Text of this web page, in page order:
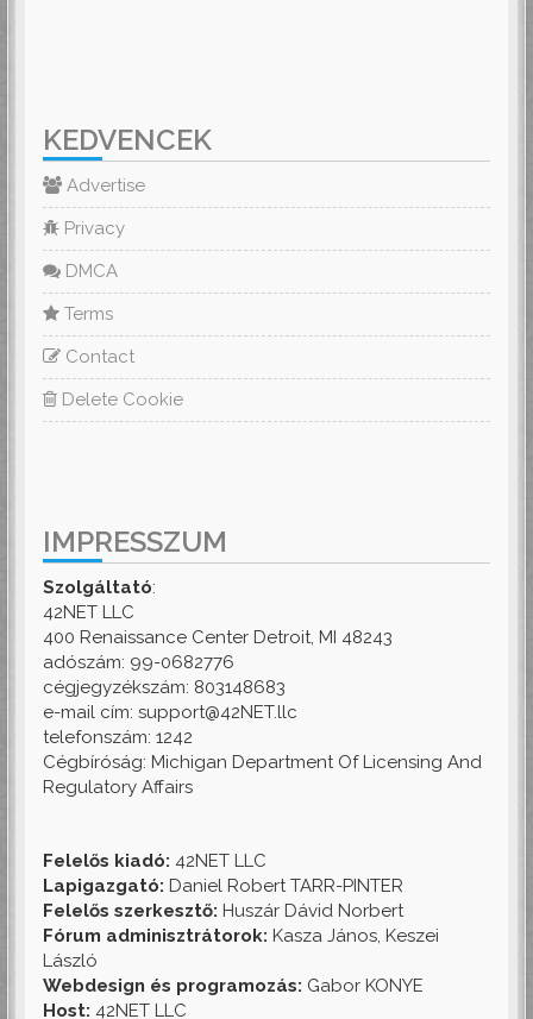
KEDVENCEK
Advertise
Privacy
DMCA
Terms
Contact
Delete Cookie
IMPRESSZUM
Szolgáltató:
42NET LLC
400 Renaissance Center Detroit, MI 48243
adószám: 99-0682776
cégjegyzékszám: 803148683
e-mail cím: support@42NET.llc
telefonszám: 1242
Cégbíróság: Michigan Department Of Licensing And
Regulatory Affairs
Felelős kiadó: 42NET LLC
Lapigazgató: Daniel Robert TARR-PINTER
Felelős szerkesztő: Huszár Dávid Norbert
Fórum adminisztrátorok: Kasza János, Keszei
László
Webdesign és programozás: Gabor KONYE
Host: 42NET LLC